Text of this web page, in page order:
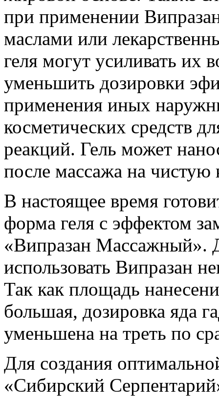
при применении
маслами или
геля могут усиливать их
уменьшить дозировки
применения иных
косметических средств
реакций. Гель может
после массажа на чистую
В настоящее время
форма геля с эффектом
«Випразан Массажный».
использовать Випразан
Так как площадь
большая, дозировка яда
уменьшена на треть по
Для создания
«Сибирский